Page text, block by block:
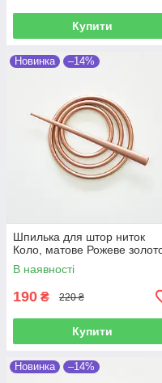
Купити
Новинка –14%
Шпилька для штор ниток
Коло, матове Рожеве
В наявності
190 ₴ 220 ₴
Купити
Новинка –14%